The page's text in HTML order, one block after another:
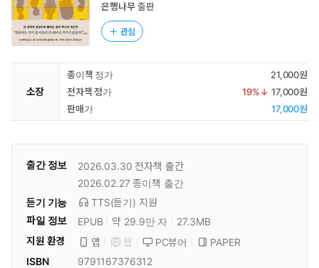
은행나무출판
관심
소장
종이책 정가
21,000원
전자책 정가
19%↓ 17,000원
판매가
17,000원
출간 정보 2026.03.30 전자책 출간
2026.02.27 종이책 출간
듣기 기능
TTS(듣기) 지원
파일 정보
EPUB 약 29.9만 자
27.3MB
지원 환경
앱 웹 PC뷰어
PAPER
ISBN
9791167376312